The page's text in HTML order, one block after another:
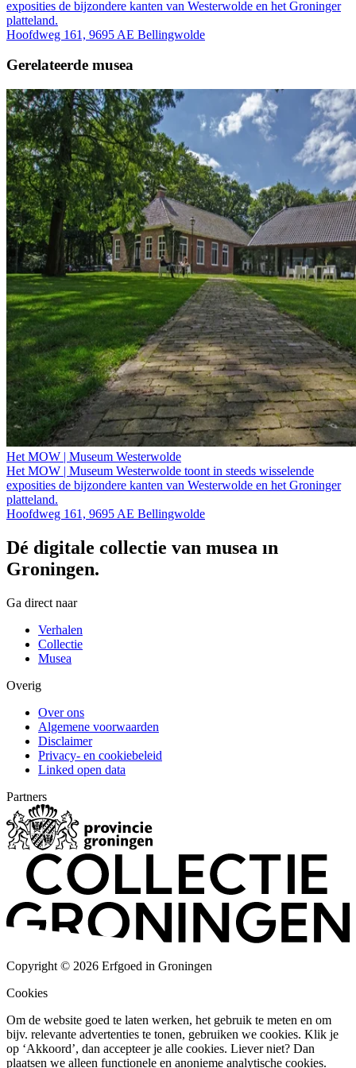
exposities de bijzondere kanten van Westerwolde en het Groninger
platteland.
Hoofdweg 161, 9695 AE Bellingwolde
Gerelateerde musea
Het MOW | Museum Westerwolde
Het MOW | Museum Westerwolde toont in steeds wisselende
exposities de bijzondere kanten van Westerwolde en het Groninger
platteland.
Hoofdweg 161, 9695 AE Bellingwolde
Dé digitale collectie van musea in
Groningen.
Ga direct naar
Verhalen
Collectie
Musea
Overig
Over ons
Algemene voorwaarden
Disclaimer
Privacy- en cookiebeleid
Linked open data
Partners
Copyright © 2026 Erfgoed in Groningen
Cookies
Om de website goed te laten werken, het gebruik te meten en om
bijv. relevante advertenties te tonen, gebruiken we cookies. Klik je
op ‘Akkoord’, dan accepteer je alle cookies. Liever niet? Dan
plaatsen we alleen functionele en anonieme analytische cookies.